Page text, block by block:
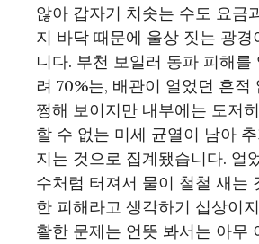
않아 갑자기 치솟는 수도 요금
지 바닥 때문에 울상 짓는 광경
니다. 부천 보일러 동파 피해를
려 70%는, 배관이 얼었던 흔적
쩡해 보이지만 내부에는 도저
할 수 없는 미세 균열이 남아
지는 것으로 집계됐습니다. 얼
수처럼 터져서 물이 철철 새는
한 피해라고 생각하기 십상이
활한 문제는 언뜻 봐서는 아무